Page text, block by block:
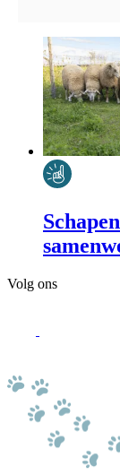
Volg ons